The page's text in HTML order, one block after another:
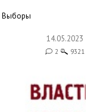
Выборы
14.05.2023
2 9321